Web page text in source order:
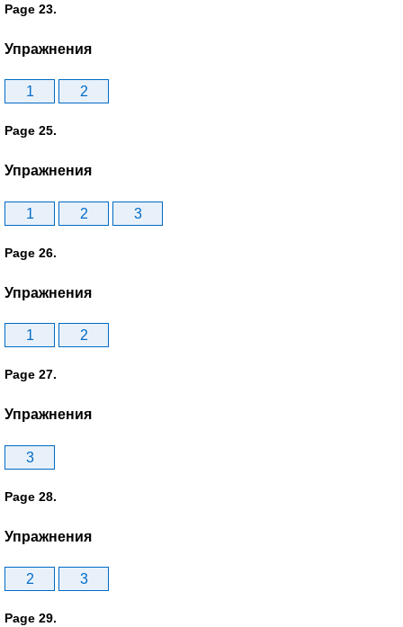
Page 23.
Упражнения
1 2
Page 25.
Упражнения
1 2 3
Page 26.
Упражнения
1 2
Page 27.
Упражнения
3
Page 28.
Упражнения
2 3
Page 29.